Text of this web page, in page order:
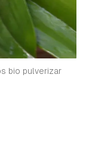
bio pulverizar